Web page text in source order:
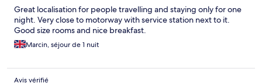
Great localisation for people travelling and staying only for one
night. Very close to motorway with service station next to it.
Good size rooms and nice breakfast.
Marcin, séjour de 1 nuit
Avis vérifié